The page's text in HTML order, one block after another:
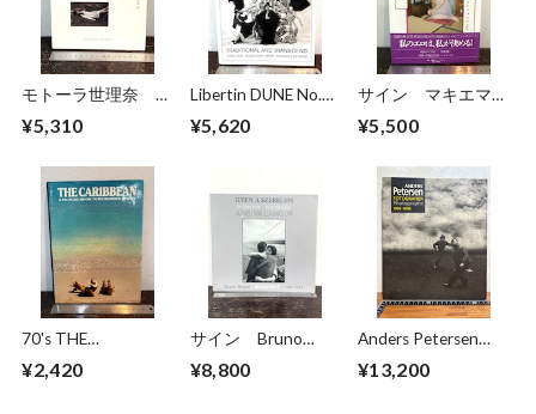
モトーラ世理奈
¥5,310
Libertin DUNE No.5
TRANSCEND
¥5,620
サイン マキエマキ
¥5,500
70's THE
¥2,420
サイン Bruno
1989-2014
¥8,800
Anders Petersen
Photographs 1966-
¥13,200